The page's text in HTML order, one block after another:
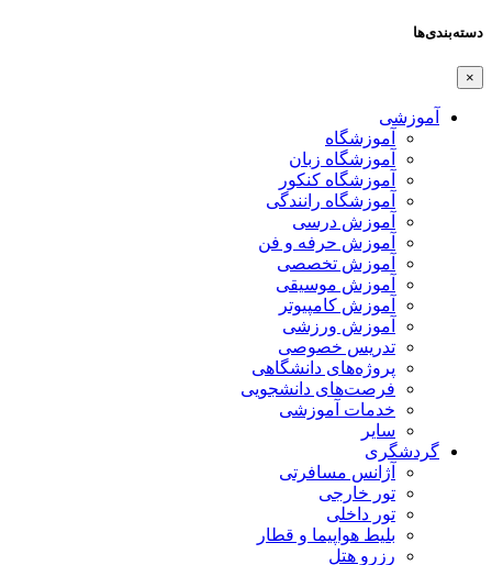
دسته‌بندی‌ها
×
آموزشی
آموزشگاه
آموزشگاه زبان
آموزشگاه کنکور
آموزشگاه رانندگی
آموزش درسی
آموزش حرفه و فن
آموزش تخصصی
آموزش موسیقی
آموزش کامپیوتر
آموزش ورزشی
تدریس خصوصی
پروژه‌های دانشگاهی
فرصت‌های دانشجویی
خدمات آموزشی
سایر
گردشگری
آژانس مسافرتی
تور خارجی
تور داخلی
بلیط هواپیما و قطار
رزرو هتل